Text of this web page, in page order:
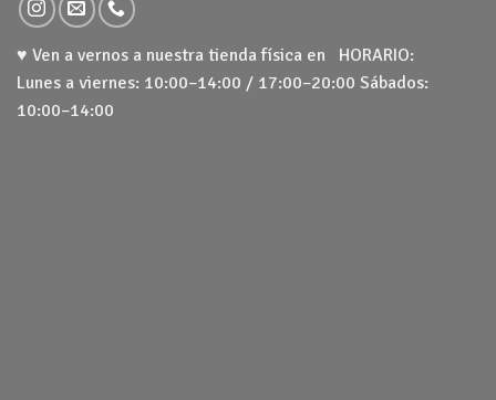
♥ Ven a vernos a nuestra tienda física en HORARIO:
Lunes a viernes: 10:00–14:00 / 17:00–20:00 Sábados:
10:00–14:00